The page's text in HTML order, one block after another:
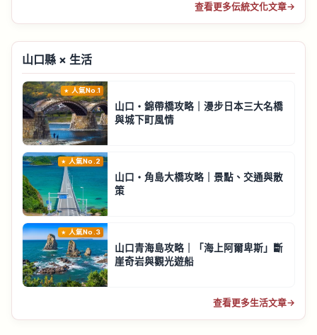
查看更多伝統文化文章→
山口縣 × 生活
人氣No.1
山口・錦帶橋攻略｜漫步日本三大名橋
與城下町風情
人氣No.2
山口・角島大橋攻略｜景點、交通與散
策
人氣No.3
山口青海島攻略｜「海上阿爾卑斯」斷
崖奇岩與觀光遊船
查看更多生活文章→